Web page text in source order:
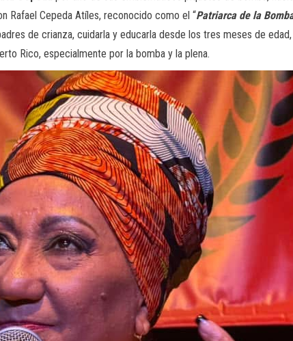
Rafael Cepeda Atíles, reconocido como el “Patriarca de la
de crianza, cuidarla y educarla desde los tres meses de
Rico, especialmente por la bomba y la plena.